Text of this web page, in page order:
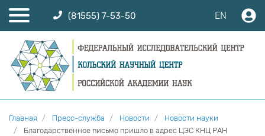
(81555) 7-53-50 EN
Главная Пресс-служба Новости
Новости науки
Благодарственное письмо пришло в адрес ЦЭС КНЦ РАН